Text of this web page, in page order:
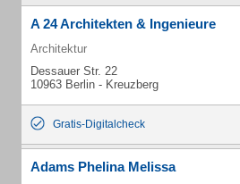
A 24 Architekten & Ingenieure
Architektur
Dessauer Str. 22
10963 Berlin - Kreuzberg
Gratis-Digitalcheck
Adams Phelina Melissa